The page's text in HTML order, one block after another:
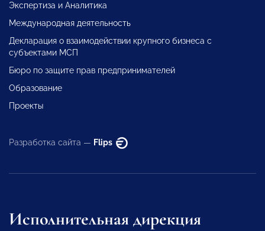
Экспертиза и Аналитика
Международная деятельность
Декларация о взаимодействии крупного бизнеса с
субъектами МСП
Бюро по защите прав предпринимателей
Образование
Проекты
Разработка сайта — Flips
Исполнительная дирекция